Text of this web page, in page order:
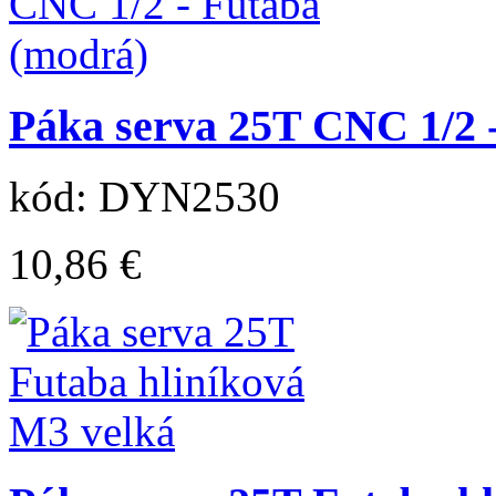
Páka serva 25T CNC 1/
kód: DYN2530
10,86 €